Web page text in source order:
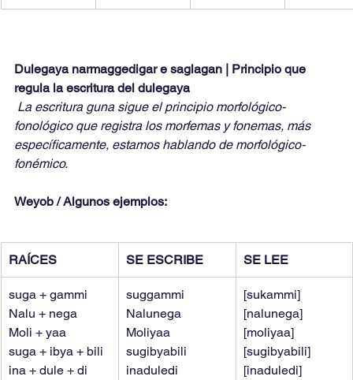
Dulegaya narmaggedigar e saglagan | Principio que
regula la escritura del dulegaya
La escritura guna sigue el principio morfológico-
fonológico que registra los morfemas y fonemas, más
específicamente, estamos hablando de morfológico-
fonémico.
Weyob / Algunos ejemplos:
RAÍCES SE ESCRIBE SE LEE
suga + gammi
Nalu + nega
Moli + yaa
suga + ibya + bili
ina + dule + di
suggammi
Nalunega
Moliyaa
sugibyabili
inaduledi
[sukammi]
[nalunega]
[moliyaa]
[sugibyabili]
[inaduledi]